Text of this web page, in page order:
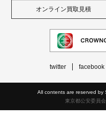
オンライン買取見積
twitter facebook
All contents are reserved by
東京都公安委員